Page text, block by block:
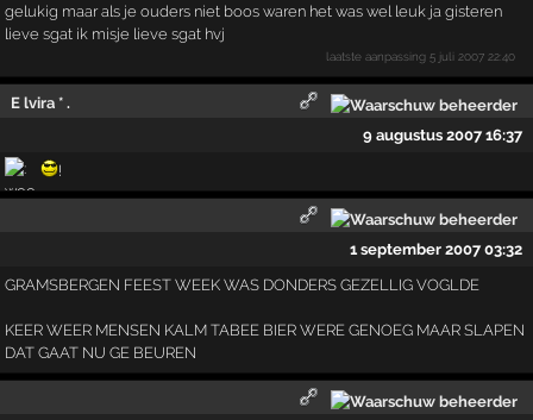
gelukig maar als je ouders niet boos waren het was wel leuk ja gisteren
lieve sgat ik misje lieve sgat hvj
laatste aanpassing5 juli 2007 22:40
E lvira * .
9 augustus 2007 16:37
!
1 september 2007 03:32
GRAMSBERGEN FEEST WEEK WAS DONDERS GEZELLIG VOGLDE
KEER WEER MENSEN KALM TABEE BIER WERE GENOEG MAAR SLAPEN
DAT GAAT NU GE BEUREN